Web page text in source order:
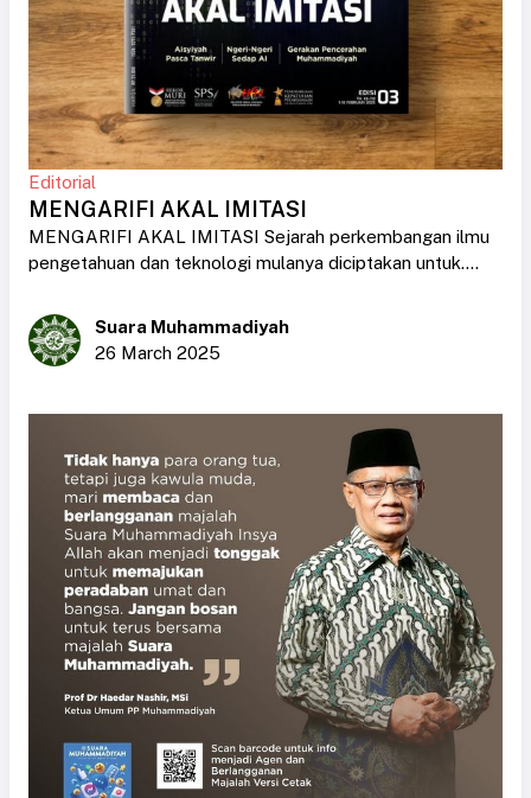
Editorial
MENGARIFI AKAL IMITASI
MENGARIFI AKAL IMITASI Sejarah perkembangan ilmu
pengetahuan dan teknologi mulanya diciptakan untuk....
Suara Muhammadiyah
26 March 2025